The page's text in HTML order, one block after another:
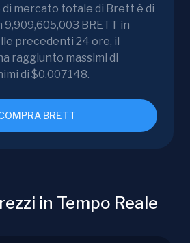
mercato totale di Brett è di
9,909,605,003 BRETT in
precedenti 24 ore, il
raggiunto massimi di
di $0.007148.
BRETT
in Tempo Reale